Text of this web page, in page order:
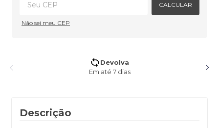
CALCULAR
Não sei meu CEP
5% de desconto no Pix
Pagando no Pix
Descrição